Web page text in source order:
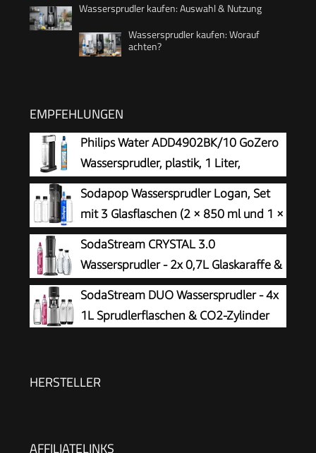
Wassersprudler kaufen: Auswahl & Nutzung
Wassersprudler kaufen: Worauf
achten?
EMPFEHLUNGEN
Philips Water ADD4902BK/10 GoZero
Wassersprudler, plastik, 1 Liter,
Schwarz
Sodapop Wassersprudler Logan, Set
mit 3 Glasflaschen (2 × 850 ml und 1 ×
600 ml) und 1 CO₂-Zylinder, Matt
Schwarz, Höhe 42,6 cm
SodaStream CRYSTAL 3.0
Wassersprudler - 2x 0,7L Glaskaraffe &
CO2-Zylinder
SodaStream DUO Wassersprudler - 4x
1L Sprudlerflaschen & CO2-Zylinder
HERSTELLER
AFFILIATELINKS